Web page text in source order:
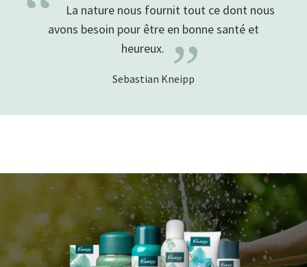
La nature nous fournit tout ce dont nous
avons besoin pour être en bonne santé et
heureux. ”
Sebastian Kneipp